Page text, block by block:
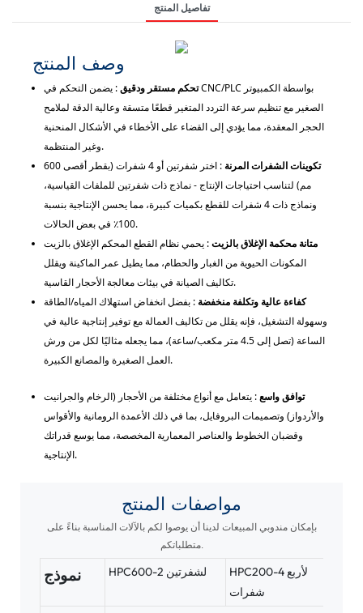
تفاصيل المنتج
وصف المنتج
تحكم مستقر ودقيق: يضمن التحكم في CNC/PLC بواسطة الكمبيوتر
الصغير مع تنظيم سرعة التردد المتغير قطعًا متسقة وعالية الدقة لملامح
الحجر المعقدة، مما يؤدي إلى القضاء على الأخطاء في الأشكال المنحنية
وغير المنتظمة.
تكوينات الشفرات المرنة
: اختر شفرتين أو 4 شفرات (بقطر أقصى 600
مم) لتناسب احتياجات الإنتاج - نماذج ذات شفرتين للملفات القياسية،
ونماذج ذات 4 شفرات للقطع بكميات كبيرة، مما يحسن الإنتاجية بنسبة
100٪ في بعض الحالات.
متانة محكمة الإغلاق بالزيت: يحمي نظام القطع المحكم الإغلاق بالزيت
المكونات الحيوية من الغبار والحطام، مما يطيل عمر الماكينة ويقلل
تكاليف الصيانة في بيئات معالجة الأحجار القاسية.
كفاءة عالية وتكلفة منخفضة : بفضل انخفاض استهلاك المياه/الطاقة
وسهولة التشغيل، فإنه يقلل من تكاليف العمالة مع توفير إنتاجية عالية في
الساعة (تصل إلى 4.5 متر مكعب/ساعة)، مما يجعله مثاليًا لكل من ورش
العمل الصغيرة والمصانع الكبيرة.
توافق واسع: يتعامل مع أنواع مختلفة من الأحجار (الرخام والجرانيت
والأردواز) وتصميمات البروفايل، بما في ذلك الأعمدة الرومانية والأقواس
وقضبان الخطوط والعناصر المعمارية المخصصة، مما يوسع قدراتك
الإنتاجية.
مواصفات المنتج
بإمكان مندوبي المبيعات لدينا أن يوصوا لكم بالآلات المناسبة بناءً على
متطلباتكم.
نموذج HPC600-2 لشفرتين
HPC200-4 لأربع
شفرات